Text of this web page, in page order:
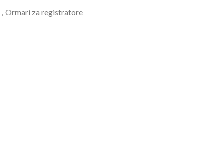
, Ormari za registratore